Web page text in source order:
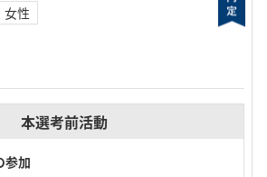
女性
本選考前活動
参加